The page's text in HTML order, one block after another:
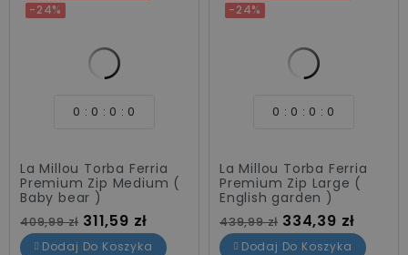
-24%
0 0 0 0
La Millou Torba Ferria
Premium Zip Medium (
Baby bear )
Cena standardowa
409,99 zł Cena
311,59 zł
Dodaj Do Koszyka
-24%
0 0 0 0
La Millou Torba Ferria
Premium Zip Large (
English garden )
Cena standardowa
439,99 zł Cena
334,39 zł
Dodaj Do Koszyka